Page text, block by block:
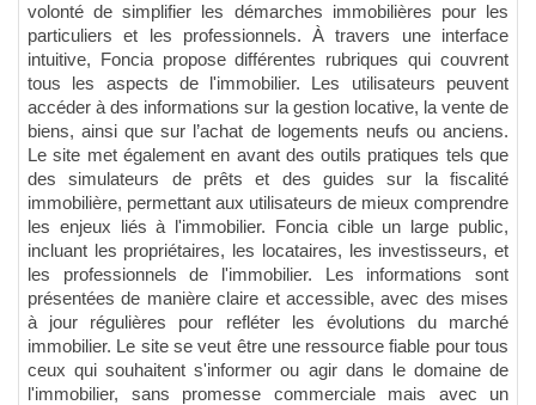
volonté de simplifier les démarches immobilières pour les
particuliers et les professionnels. À travers une interface
intuitive, Foncia propose différentes rubriques qui couvrent
tous les aspects de l'immobilier. Les utilisateurs peuvent
accéder à des informations sur la gestion locative, la vente de
biens, ainsi que sur l’achat de logements neufs ou anciens.
Le site met également en avant des outils pratiques tels que
des simulateurs de prêts et des guides sur la fiscalité
immobilière, permettant aux utilisateurs de mieux comprendre
les enjeux liés à l'immobilier. Foncia cible un large public,
incluant les propriétaires, les locataires, les investisseurs, et
les professionnels de l'immobilier. Les informations sont
présentées de manière claire et accessible, avec des mises
à jour régulières pour refléter les évolutions du marché
immobilier. Le site se veut être une ressource fiable pour tous
ceux qui souhaitent s'informer ou agir dans le domaine de
l'immobilier, sans promesse commerciale mais avec un